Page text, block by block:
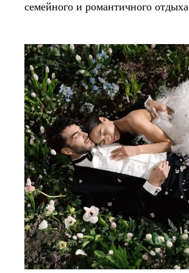
семейного и романтичного отдыха